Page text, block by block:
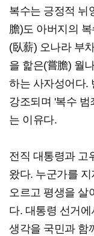
복수는 긍정적 뉘
膽)도 아버지의
(臥薪) 오나라 부
을 핥은(嘗膽) 월
하는 사자성어다.
강조되며 '복수 범
는 이유다.
전직 대통령과 고
왔다. 누군가를 지
오르고 평생을 살
다. 대통령 선거
생각을 국민과 함